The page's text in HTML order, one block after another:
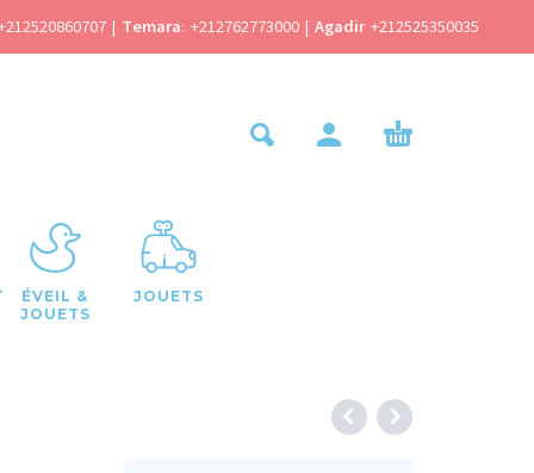
| Temara: +212762773000 | Agadir +212525350035
ÉVEIL &
JOUETS
JOUETS